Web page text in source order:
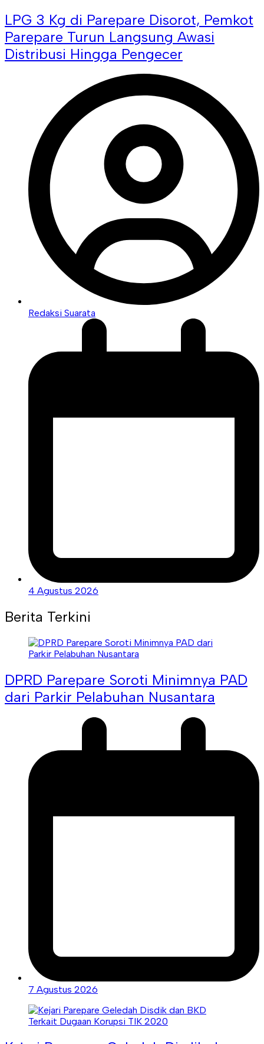
LPG 3 Kg di Parepare Disorot, Pemkot
Parepare Turun Langsung Awasi
Distribusi Hingga Pengecer
Redaksi Suarata
4 Agustus 2026
Berita Terkini
DPRD Parepare Soroti Minimnya PAD
dari Parkir Pelabuhan Nusantara
7 Agustus 2026